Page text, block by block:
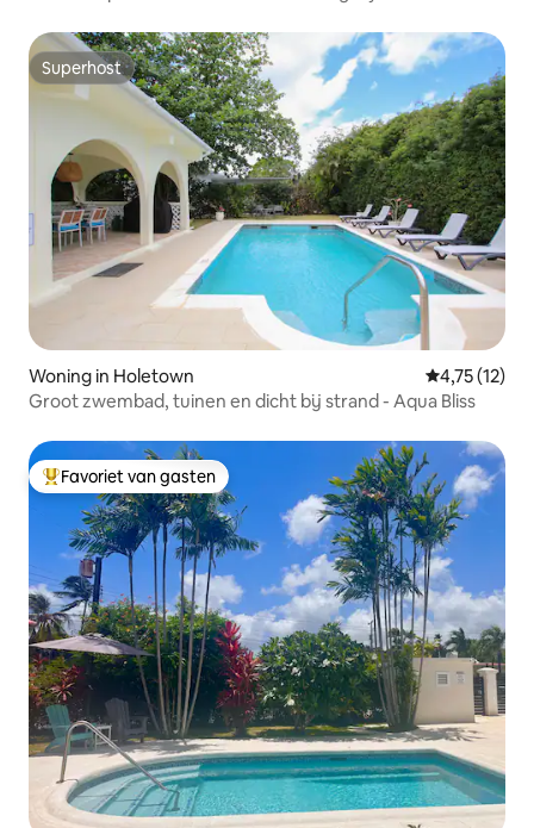
Superhost
Superhost
Woning in Holetown Gemiddelde
4,75 (12)
Groot zwembad, tuinen en dicht bij strand - Aqua Bliss
Topfavoriet van gasten
Favoriet van gasten